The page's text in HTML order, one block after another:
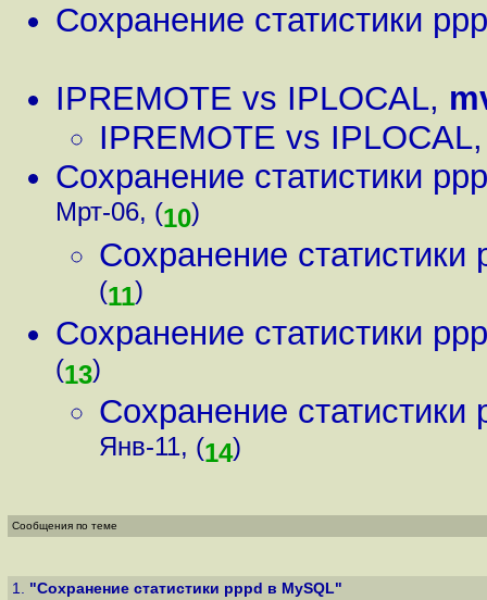
Сохранение статистики
IPREMOTE vs IPLOCAL,
IPREMOTE vs IPLOCAL
Сохранение статистики
Мрт-06, (10)
Сохранение статистики
(11)
Сохранение статистики
(13)
Сохранение статистики
Янв-11, (14)
Сообщения по теме
1. "Сохранение статистики pppd в MySQL"